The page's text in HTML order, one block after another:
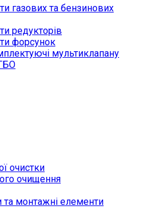
газових та бензинових
редукторів
форсунок
мультиклапану
очистки
очищення
та монтажні елементи